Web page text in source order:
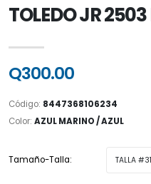
TOLEDO JR
Q300.00
Código: 8447368106234
Color: AZUL MARINO / AZUL
Tamaño-Talla: